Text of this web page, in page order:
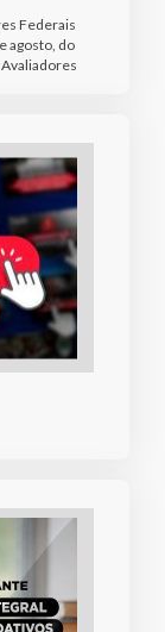
Federais
agosto, do